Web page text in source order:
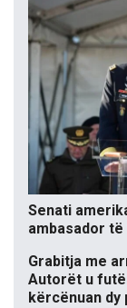
Senati
ambasador të
Grabitja me
Autorët u
kërcënuan dy